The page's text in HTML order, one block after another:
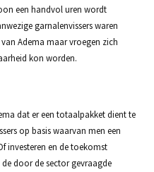
een handvol uren wordt
garnalenvissers waren
Adema maar vroegen zich
kon worden.
dat er een totaalpakket dient te
op basis waarvan men een
investeren en de toekomst
door de sector gevraagde